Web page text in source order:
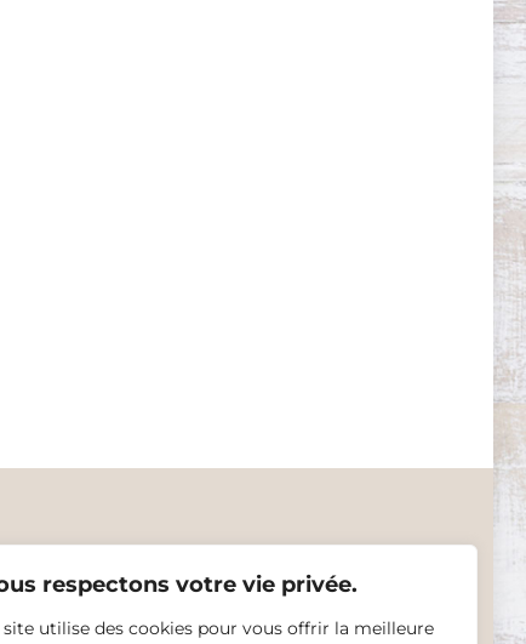
respectons votre vie privée.
site utilise des cookies pour vous offrir la meilleure